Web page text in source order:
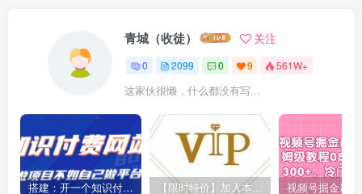
青城（收徒） 关注
0 2099 0 9 561W+
这家伙很懒，什么都没有写...
搭建：开一个知识付费资源网站，24小时全自动赚钱！ 【限时特价】加入本站VIP会员，海量最新各大团队网赚内部教程全免费，每天持续更新！